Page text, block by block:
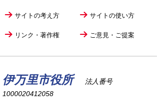
サイトの考え方 サイトの使い方
リンク・著作権 ご意見・ご提案
伊万里市役所
法人番号
1000020412058